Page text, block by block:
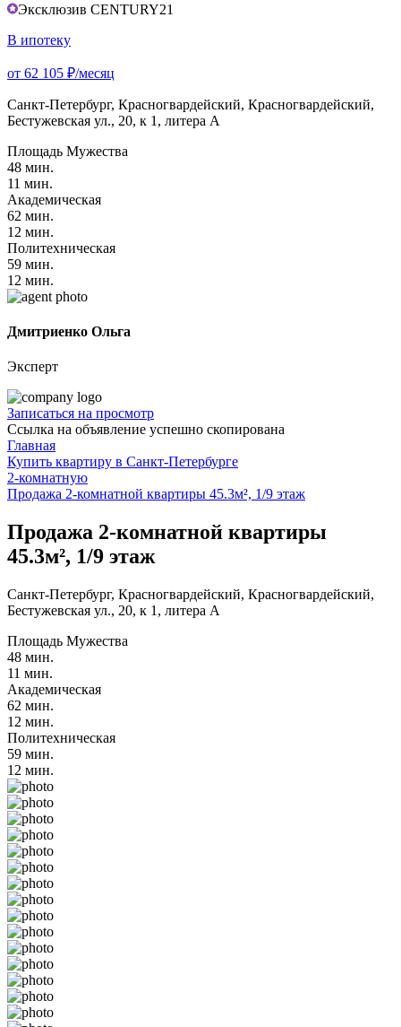
Эксклюзив CENTURY21
В ипотеку
от 62 105 ₽/месяц
Санкт-Петербург, Красногвардейский, Красногвардейский,
Бестужевская ул., 20, к 1, литера А
Площадь Мужества
48 мин.
11 мин.
Академическая
62 мин.
12 мин.
Политехническая
59 мин.
12 мин.
Дмитриенко Ольга
Эксперт
Записаться на просмотр
Ссылка на объявление успешно скопирована
Главная
Купить квартиру в Санкт-Петербурге
2-комнатную
Продажа 2-комнатной квартиры 45.3м², 1/9 этаж
Продажа 2-комнатной квартиры
45.3м², 1/9 этаж
Санкт-Петербург, Красногвардейский, Красногвардейский,
Бестужевская ул., 20, к 1, литера А
Площадь Мужества
48 мин.
11 мин.
Академическая
62 мин.
12 мин.
Политехническая
59 мин.
12 мин.